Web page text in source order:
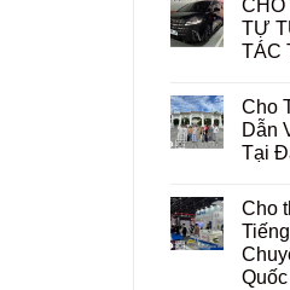
CHO
TỰ
TÁC
Cho
Dẫn
Tại
Cho